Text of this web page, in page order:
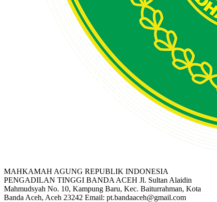
MAHKAMAH AGUNG REPUBLIK INDONESIA
PENGADILAN TINGGI BANDA ACEH Jl. Sultan Alaidin
Mahmudsyah No. 10, Kampung Baru, Kec. Baiturrahman, Kota
Banda Aceh, Aceh 23242 Email: pt.bandaaceh@gmail.com